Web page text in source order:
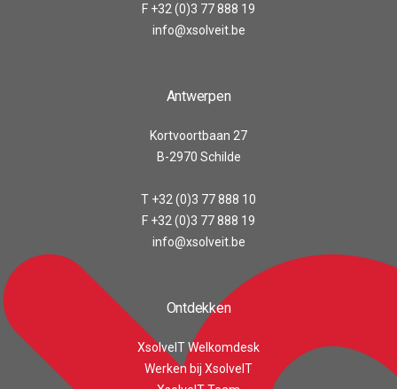
F +32 (0)3 77 888 19
info@xsolveit.be
Antwerpen
Kortvoortbaan 27
B-2970 Schilde
T +32 (0)3 77 888 10
F +32 (0)3 77 888 19
info@xsolveit.be
Ontdekken
XsolveIT Welkomdesk
Werken bij XsolveIT